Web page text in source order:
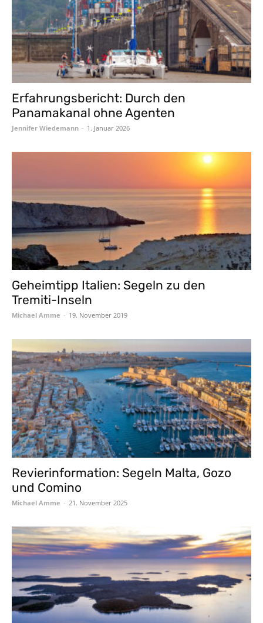
Erfahrungsbericht: Durch den
Panamakanal ohne Agenten
Jennifer Wiedemann - 1. Januar 2026
Geheimtipp Italien: Segeln zu den
Tremiti-Inseln
Michael Amme - 19. November 2019
Revierinformation: Segeln Malta, Gozo
und Comino
Michael Amme - 21. November 2025